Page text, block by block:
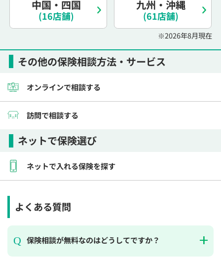
その他の保険相談方法・サービス
オンラインで相談する
訪問で相談する
ネットで保険選び
ネットで入れる保険を探す
中国・四国
(16店舗)
九州・沖縄
(61店舗)
※2026年8月現在
よくある質問
保険相談が無料なのはどうしてですか？